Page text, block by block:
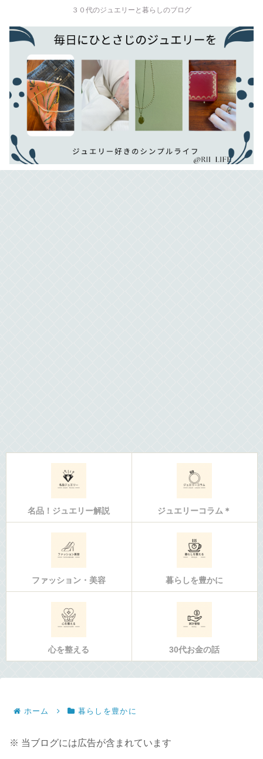
３０代のジュエリーと暮らしのブログ
名品！ジュエリー解説 ジュエリーコラム＊
ファッション・美容 暮らしを豊かに
心を整える 30代お金の話
ホーム 暮らしを豊かに
※ 当ブログには広告が含まれています